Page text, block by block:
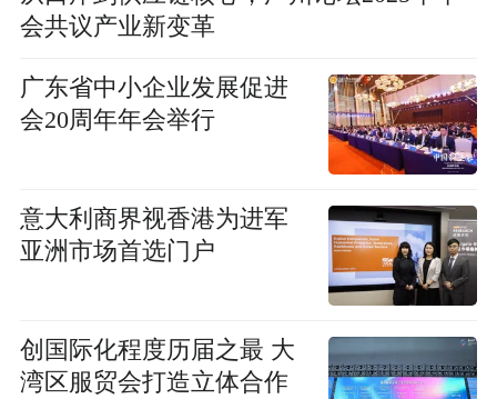
会共议产业新变革
广东省中小企业发展促进
会20周年年会举行
意大利商界视香港为进军
亚洲市场首选门户
创国际化程度历届之最 大
湾区服贸会打造立体合作